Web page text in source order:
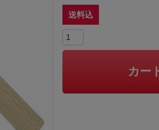
送料込
カー